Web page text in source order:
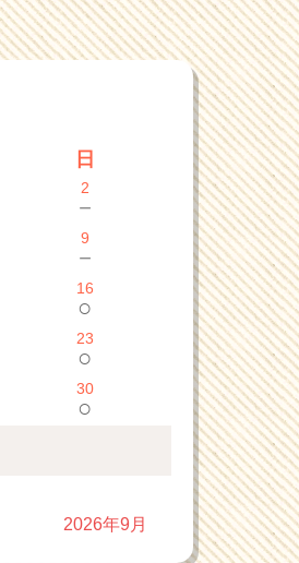
日
2
－
9
－
16
○
23
○
30
○
2026年9月